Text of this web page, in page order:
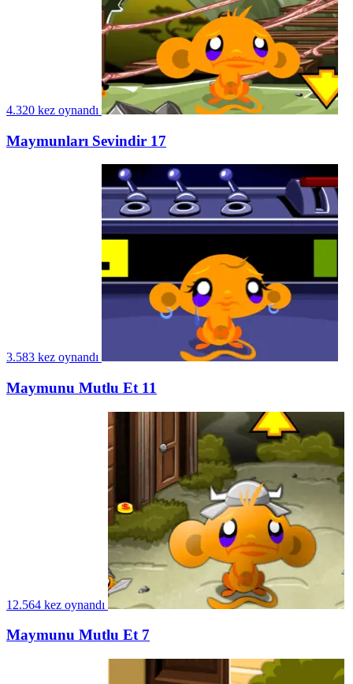
4.320 kez oynandı
Maymunları Sevindir 17
3.583 kez oynandı
Maymunu Mutlu Et 11
12.564 kez oynandı
Maymunu Mutlu Et 7